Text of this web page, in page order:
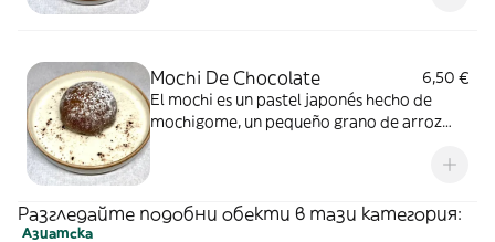
Mochi De Chocolate
6,50 €
El mochi es un pastel japonés hecho de
mochigome, un pequeño grano de arroz
Разгледайте подобни обекти в тази категория:
Азиатска